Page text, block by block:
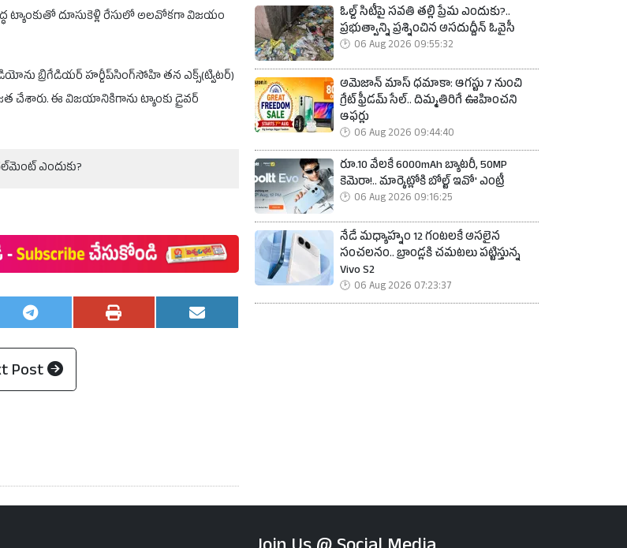
ట్యాంకుతో దూసుకెళ్లి రేసులో అలవోకగా విజయం
బ్రిగేడియర్ హర్డీప్‌సింగ్‌సోహి తన ఎక్స్(ట్విటర్)
చేశారు. ఈ విజయానికిగాను ట్యాంకు డ్రైవర్
ఎందుకు?
Post
ఓల్డ్ సిటీపై సవతి తల్లి ప్రేమ ఎందుకు?..
ప్రభుత్వాన్ని ప్రశ్నించిన అసదుద్దీన్ ఓవైసీ
06 Aug 2026 09:55:32
అమెజాన్ మాస్ ధమాకా: ఆగస్టు 7 నుంచి
గ్రేట్ ఫ్రీడమ్ సేల్.. దిమ్మతిరిగే ఊహించని
ఆఫ‌ర్లు
06 Aug 2026 09:44:40
రూ.10 వేలకే 6000mAh బ్యాటరీ, 50MP
కెమెరా!.. మార్కెట్లోకి బోల్ట్ ఇవో' ఎంట్రీ
06 Aug 2026 09:16:25
నేడే మధ్యాహ్నం 12 గంటలకే అసలైన
సంచలనం.. బ్రాండ్లకి చమటలు పట్టిస్తున్న
Vivo S2
06 Aug 2026 07:23:37